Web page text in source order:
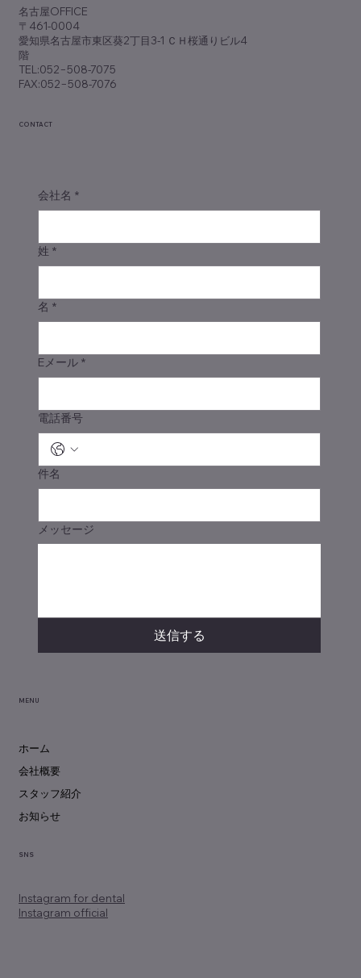
​名古屋OFFICE
〒461-0004
愛知県名古屋市東区葵2丁目3-1 ＣＨ桜通りビル4
階
TEL:052−508-7075
FAX:052−508-7076
Instagram for dental
Instagram official
SNS
ホーム
会社概要
スタッフ紹介
お知らせ
MENU
会社名 *
姓 *
名 *
Eメール *
電話番号
件名
メッセージ
送信する
CONTACT